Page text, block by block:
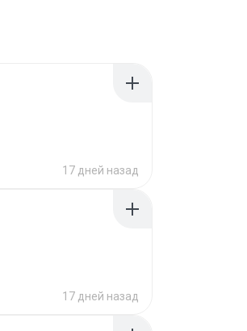
17 дней назад
17 дней назад